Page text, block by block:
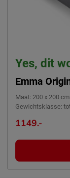
Yes, dit
Emma
Maat: 200 x 200 cm
Gewichtsklasse:
1149.-